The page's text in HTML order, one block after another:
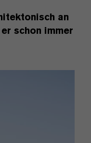
an
schon immer